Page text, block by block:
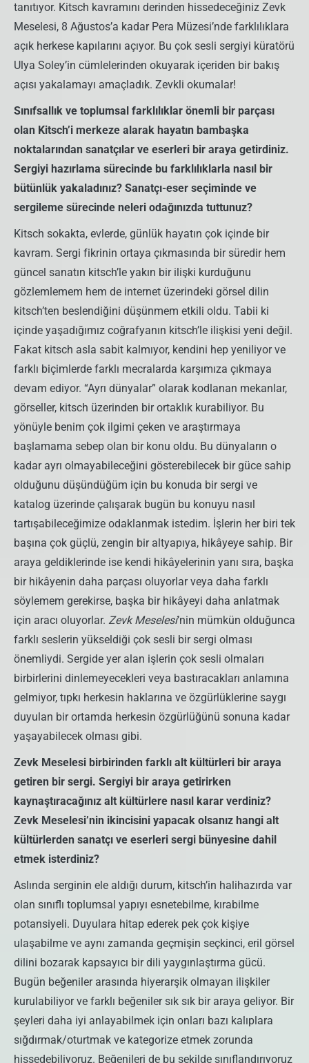
tanıtıyor. Kitsch kavramını derinden hissedeceğiniz Zevk
Meselesi, 8 Ağustos’a kadar Pera Müzesi’nde farklılıklara
açık herkese kapılarını açıyor. Bu çok sesli sergiyi küratörü
Ulya Soley’in cümlelerinden okuyarak içeriden bir bakış
açısı yakalamayı amaçladık. Zevkli okumalar!
Sınıfsallık ve toplumsal farklılıklar önemli bir parçası
olan Kitsch’i merkeze alarak hayatın bambaşka
noktalarından sanatçılar ve eserleri bir araya getirdiniz.
Sergiyi hazırlama sürecinde bu farklılıklarla nasıl bir
bütünlük yakaladınız? Sanatçı-eser seçiminde ve
sergileme sürecinde neleri odağınızda tuttunuz?
Kitsch sokakta, evlerde, günlük hayatın çok içinde bir
kavram. Sergi fikrinin ortaya çıkmasında bir süredir hem
güncel sanatın kitsch’le yakın bir ilişki kurduğunu
gözlemlemem hem de internet üzerindeki görsel dilin
kitsch’ten beslendiğini düşünmem etkili oldu. Tabii ki
içinde yaşadığımız coğrafyanın kitsch’le ilişkisi yeni değil.
Fakat kitsch asla sabit kalmıyor, kendini hep yeniliyor ve
farklı biçimlerde farklı mecralarda karşımıza çıkmaya
devam ediyor. “Ayrı dünyalar” olarak kodlanan mekanlar,
görseller, kitsch üzerinden bir ortaklık kurabiliyor. Bu
yönüyle benim çok ilgimi çeken ve araştırmaya
başlamama sebep olan bir konu oldu. Bu dünyaların o
kadar ayrı olmayabileceğini gösterebilecek bir güce sahip
olduğunu düşündüğüm için bu konuda bir sergi ve
katalog üzerinde çalışarak bugün bu konuyu nasıl
tartışabileceğimize odaklanmak istedim. İşlerin her biri tek
başına çok güçlü, zengin bir altyapıya, hikâyeye sahip. Bir
araya geldiklerinde ise kendi hikâyelerinin yanı sıra, başka
bir hikâyenin daha parçası oluyorlar veya daha farklı
söylemem gerekirse, başka bir hikâyeyi daha anlatmak
için aracı oluyorlar. Zevk Meselesi’nin mümkün olduğunca
farklı seslerin yükseldiği çok sesli bir sergi olması
önemliydi. Sergide yer alan işlerin çok sesli olmaları
birbirlerini dinlemeyecekleri veya bastıracakları anlamına
gelmiyor, tıpkı herkesin haklarına ve özgürlüklerine saygı
duyulan bir ortamda herkesin özgürlüğünü sonuna kadar
yaşayabilecek olması gibi.
Zevk Meselesi birbirinden farklı alt kültürleri bir araya
getiren bir sergi. Sergiyi bir araya getirirken
kaynaştıracağınız alt kültürlere nasıl karar verdiniz?
Zevk Meselesi’nin ikincisini yapacak olsanız hangi alt
kültürlerden sanatçı ve eserleri sergi bünyesine dahil
etmek isterdiniz?
Aslında serginin ele aldığı durum, kitsch’in halihazırda var
olan sınıflı toplumsal yapıyı esnetebilme, kırabilme
potansiyeli. Duyulara hitap ederek pek çok kişiye
ulaşabilme ve aynı zamanda geçmişin seçkinci, eril görsel
dilini bozarak kapsayıcı bir dili yaygınlaştırma gücü.
Bugün beğeniler arasında hiyerarşik olmayan ilişkiler
kurulabiliyor ve farklı beğeniler sık sık bir araya geliyor. Bir
şeyleri daha iyi anlayabilmek için onları bazı kalıplara
sığdırmak/oturtmak ve kategorize etmek zorunda
hissedebiliyoruz. Beğenileri de bu şekilde sınıflandırıyoruz